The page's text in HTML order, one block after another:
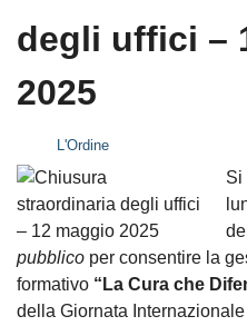
degli uffici –
2025
L'Ordine
Si
pubblico per consentire la
formativo “La Cura che
della Giornata Internazionale